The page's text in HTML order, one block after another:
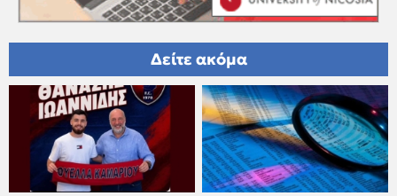
Δείτε ακόμα